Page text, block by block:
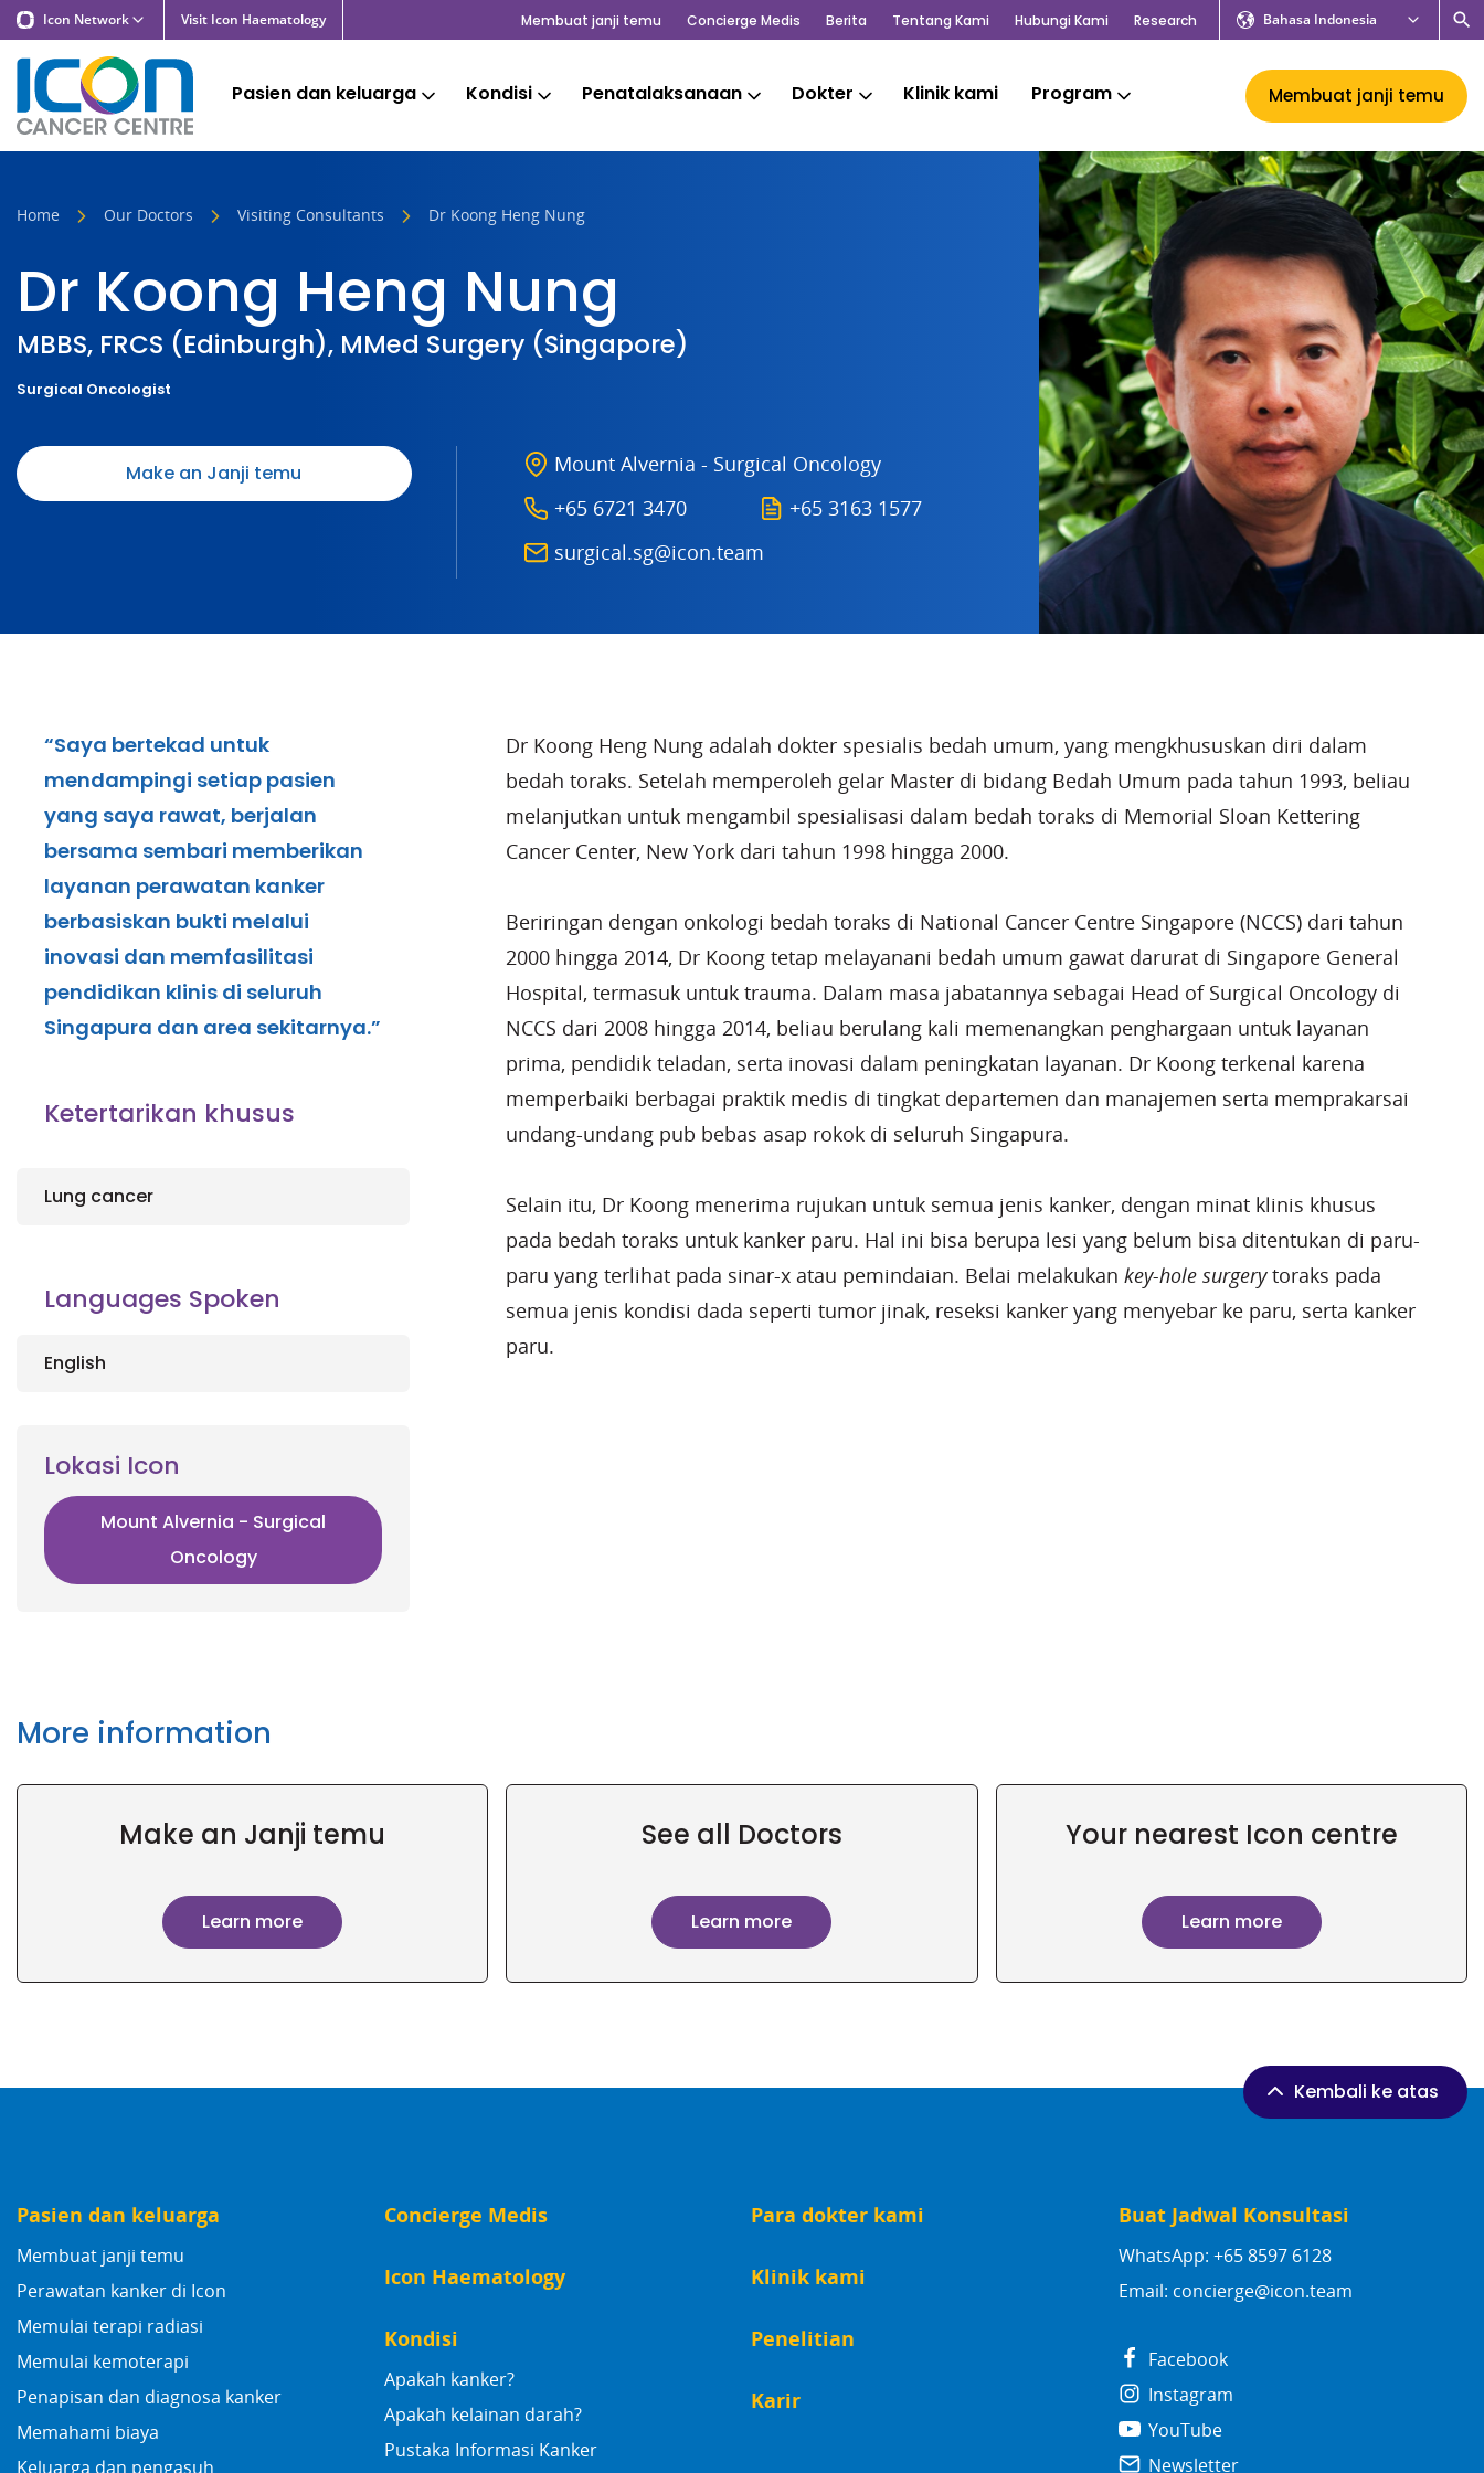
Icon Network Visit Icon Haematology Membuat janji temu Concierge Medis Berita Tentang Kami Hubungi Kami Research Bahasa Indonesia
Pasien dan keluarga Kondisi Penatalaksanaan Dokter Klinik kami Program Membuat janji temu
Home Our Doctors Visiting Consultants Dr Koong Heng Nung
Dr Koong Heng Nung
MBBS, FRCS (Edinburgh), MMed Surgery (Singapore)
Surgical Oncologist
Make an Janji temu
Mount Alvernia - Surgical Oncology
+65 6721 3470
+65 3163 1577
surgical.sg@icon.team
Dr Koong Heng Nung adalah dokter spesialis bedah umum, yang mengkhususkan diri dalam
bedah toraks. Setelah memperoleh gelar Master di bidang Bedah Umum pada tahun 1993, beliau
melanjutkan untuk mengambil spesialisasi dalam bedah toraks di Memorial Sloan Kettering
Cancer Center, New York dari tahun 1998 hingga 2000.
Beriringan dengan onkologi bedah toraks di National Cancer Centre Singapore (NCCS) dari tahun
2000 hingga 2014, Dr Koong tetap melayanani bedah umum gawat darurat di Singapore General
Hospital, termasuk untuk trauma. Dalam masa jabatannya sebagai Head of Surgical Oncology di
NCCS dari 2008 hingga 2014, beliau berulang kali memenangkan penghargaan untuk layanan
prima, pendidik teladan, serta inovasi dalam peningkatan layanan. Dr Koong terkenal karena
memperbaiki berbagai praktik medis di tingkat departemen dan manajemen serta memprakarsai
undang-undang pub bebas asap rokok di seluruh Singapura.
Selain itu, Dr Koong menerima rujukan untuk semua jenis kanker, dengan minat klinis khusus
pada bedah toraks untuk kanker paru. Hal ini bisa berupa lesi yang belum bisa ditentukan di paru-
paru yang terlihat pada sinar-x atau pemindaian. Belai melakukankey-hole surgerytoraks pada
semua jenis kondisi dada seperti tumor jinak, reseksi kanker yang menyebar ke paru, serta kanker
paru.
“Saya bertekad untuk
mendampingi setiap pasien
yang saya rawat, berjalan
bersama sembari memberikan
layanan perawatan kanker
berbasiskan bukti melalui
inovasi dan memfasilitasi
pendidikan klinis di seluruh
Singapura dan area sekitarnya.”
Ketertarikan khusus
Lung cancer
Languages Spoken
English
Lokasi Icon
Mount Alvernia - Surgical
Oncology
More information
Make an Janji temu
Learn more
See all Doctors
Learn more
Your nearest Icon centre
Learn more
Pasien dan keluarga
Membuat janji temu
Perawatan kanker di Icon
Memulai terapi radiasi
Memulai kemoterapi
Penapisan dan diagnosa kanker
Memahami biaya
Keluarga dan pengasuh
Concierge Medis
Icon Haematology
Kondisi
Apakah kanker?
Apakah kelainan darah?
Pustaka Informasi Kanker
Para dokter kami
Klinik kami
Penelitian
Karir
Buat Jadwal Konsultasi
WhatsApp: +65 8597 6128
Email: concierge@icon.team
Facebook
Instagram
YouTube
Newsletter
Kembali ke atas